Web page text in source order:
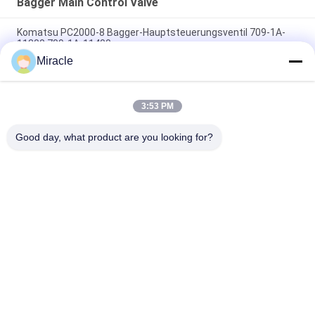
Bagger Main Control Valve
Komatsu PC2000-8 Bagger-Hauptsteuerungsventil 709-1A-
11300 709-1A-11400
PC160LC-7 PC160-7 Steuerventil Bagger Komatsu, 723-57-
16100 Bagger Hauptteile
VOE14541591 Bohrer-Hauptsteuerventil für Volvo EC290B
Miracle
3:53 PM
Good day, what product are you looking for?